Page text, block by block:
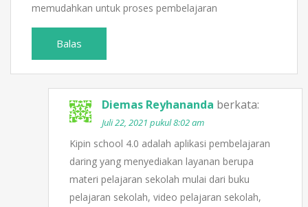
memudahkan untuk proses pembelajaran
Balas
Diemas Reyhananda berkata:
Juli 22, 2021 pukul 8:02 am
Kipin school 4.0 adalah aplikasi pembelajaran
daring yang menyediakan layanan berupa
materi pelajaran sekolah mulai dari buku
pelajaran sekolah, video pelajaran sekolah,